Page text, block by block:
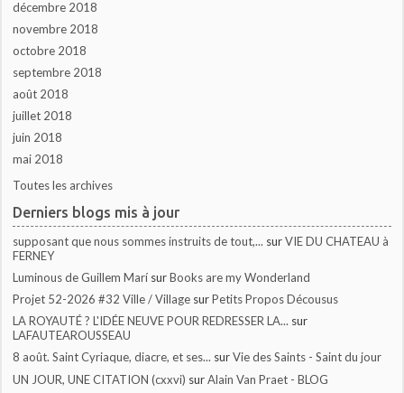
décembre 2018
novembre 2018
octobre 2018
septembre 2018
août 2018
juillet 2018
juin 2018
mai 2018
Toutes les archives
Derniers blogs mis à jour
supposant que nous sommes instruits de tout,... surVIE DU CHATEAU à
FERNEY
Luminous de Guillem Marí surBooks are my Wonderland
Projet 52-2026 #32 Ville / Village surPetits Propos Décousus
LA ROYAUTÉ ? L'IDÉE NEUVE POUR REDRESSER LA... sur
LAFAUTEAROUSSEAU
8 août. Saint Cyriaque, diacre, et ses... surVie des Saints - Saint du jour
UN JOUR, UNE CITATION (cxxvi) surAlain Van Praet - BLOG